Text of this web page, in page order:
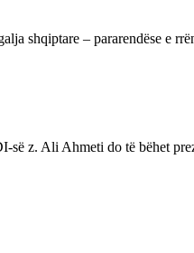
shqiptare – pararendëse e
së z. Ali Ahmeti do të bëhet